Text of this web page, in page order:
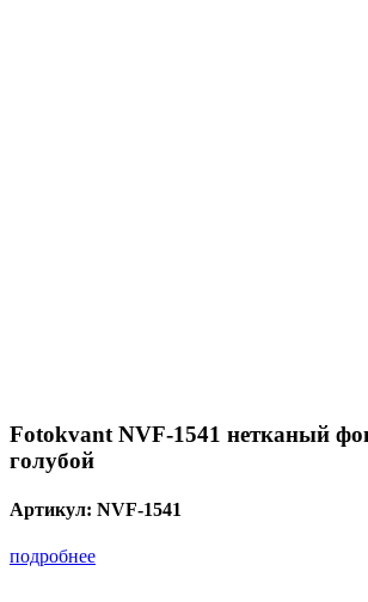
Fotokvant NVF-1541 нетканый
голубой
Артикул: NVF-1541
подробнее